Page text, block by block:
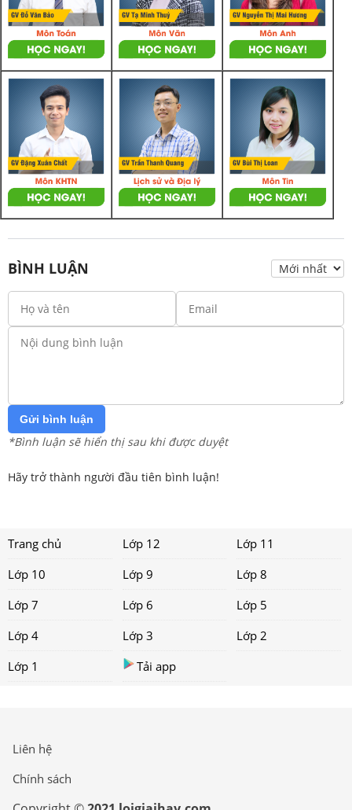
BÌNH LUẬN
Gửi bình luận
*Bình luận sẽ hiển thị sau khi được duyệt
Hãy trở thành người đầu tiên bình luận!
Trang chủ Lớp 12
Lớp 11
Lớp 10
Lớp 9
Lớp 8
Lớp 7
Lớp 6
Lớp 5
Lớp 4
Lớp 3
Lớp 2
Lớp 1
Tải app
Liên hệ
Chính sách